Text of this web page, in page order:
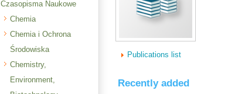
Czasopisma Naukowe
Chemia
Chemia i Ochrona
Środowiska
Chemistry,
Environment,
Publications list
Recently added